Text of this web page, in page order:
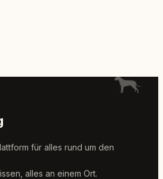
für alles rund um den
alles an einem Ort.